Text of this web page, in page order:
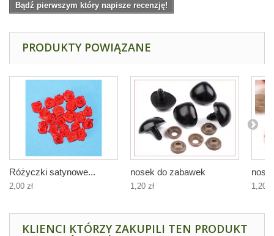
Bądź pierwszym który napisze recenzję!
PRODUKTY POWIĄZANE
Różyczki satynowe...
2,00 zł
nosek do zabawek
1,20 zł 1,20
KLIENCI KTÓRZY ZAKUPILI TEN PRODUKT